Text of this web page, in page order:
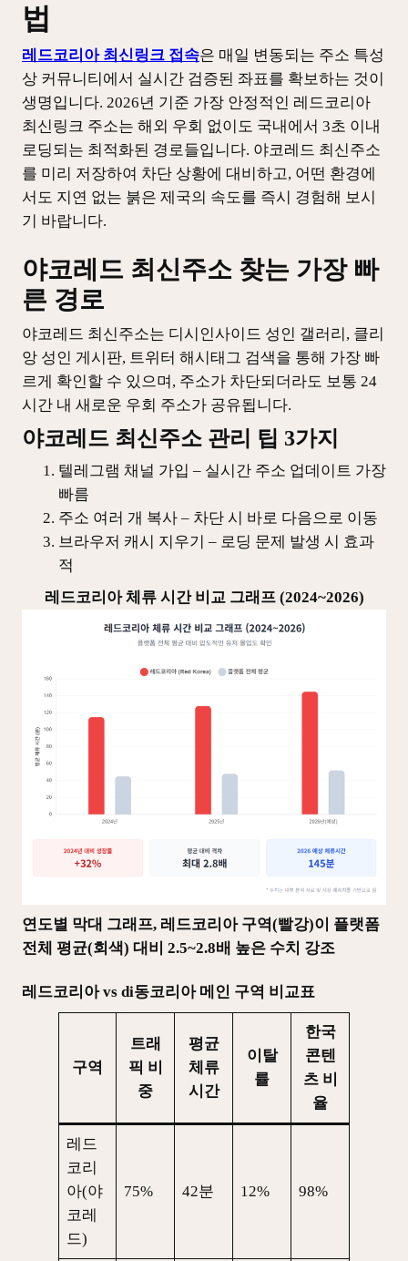
법
레드코리아 최신링크 접속은 매일 변동되는 주소 특성
상 커뮤니티에서 실시간 검증된 좌표를 확보하는 것이
생명입니다. 2026년 기준 가장 안정적인 레드코리아
최신링크 주소는 해외 우회 없이도 국내에서 3초 이내
로딩되는 최적화된 경로들입니다. 야코레드 최신주소
를 미리 저장하여 차단 상황에 대비하고, 어떤 환경에
서도 지연 없는 붉은 제국의 속도를 즉시 경험해 보시
기 바랍니다.
야코레드 최신주소 찾는 가장 빠
른 경로
야코레드 최신주소는 디시인사이드 성인 갤러리, 클리
앙 성인 게시판, 트위터 해시태그 검색을 통해 가장 빠
르게 확인할 수 있으며, 주소가 차단되더라도 보통 24
시간 내 새로운 우회 주소가 공유됩니다.
야코레드 최신주소 관리 팁 3가지
텔레그램 채널 가입 – 실시간 주소 업데이트 가장
빠름
주소 여러 개 복사 – 차단 시 바로 다음으로 이동
브라우저 캐시 지우기 – 로딩 문제 발생 시 효과
적
레드코리아 체류 시간 비교 그래프 (2024~2026)
연도별 막대 그래프, 레드코리아 구역(빨강)이 플랫폼
전체 평균(회색) 대비 2.5~2.8배 높은 수치 강조
레드코리아 vs di동코리아 메인 구역 비교표
구역
트래
픽 비
중
평균
체류
시간
이탈
률
한국
콘텐
츠 비
율
레드
코리
아(야
코레
드)
75% 42분 12% 98%